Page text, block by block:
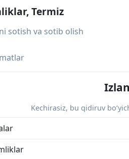
Termiz
sotish va sotib olish
Kechirasiz, bu qidiruv